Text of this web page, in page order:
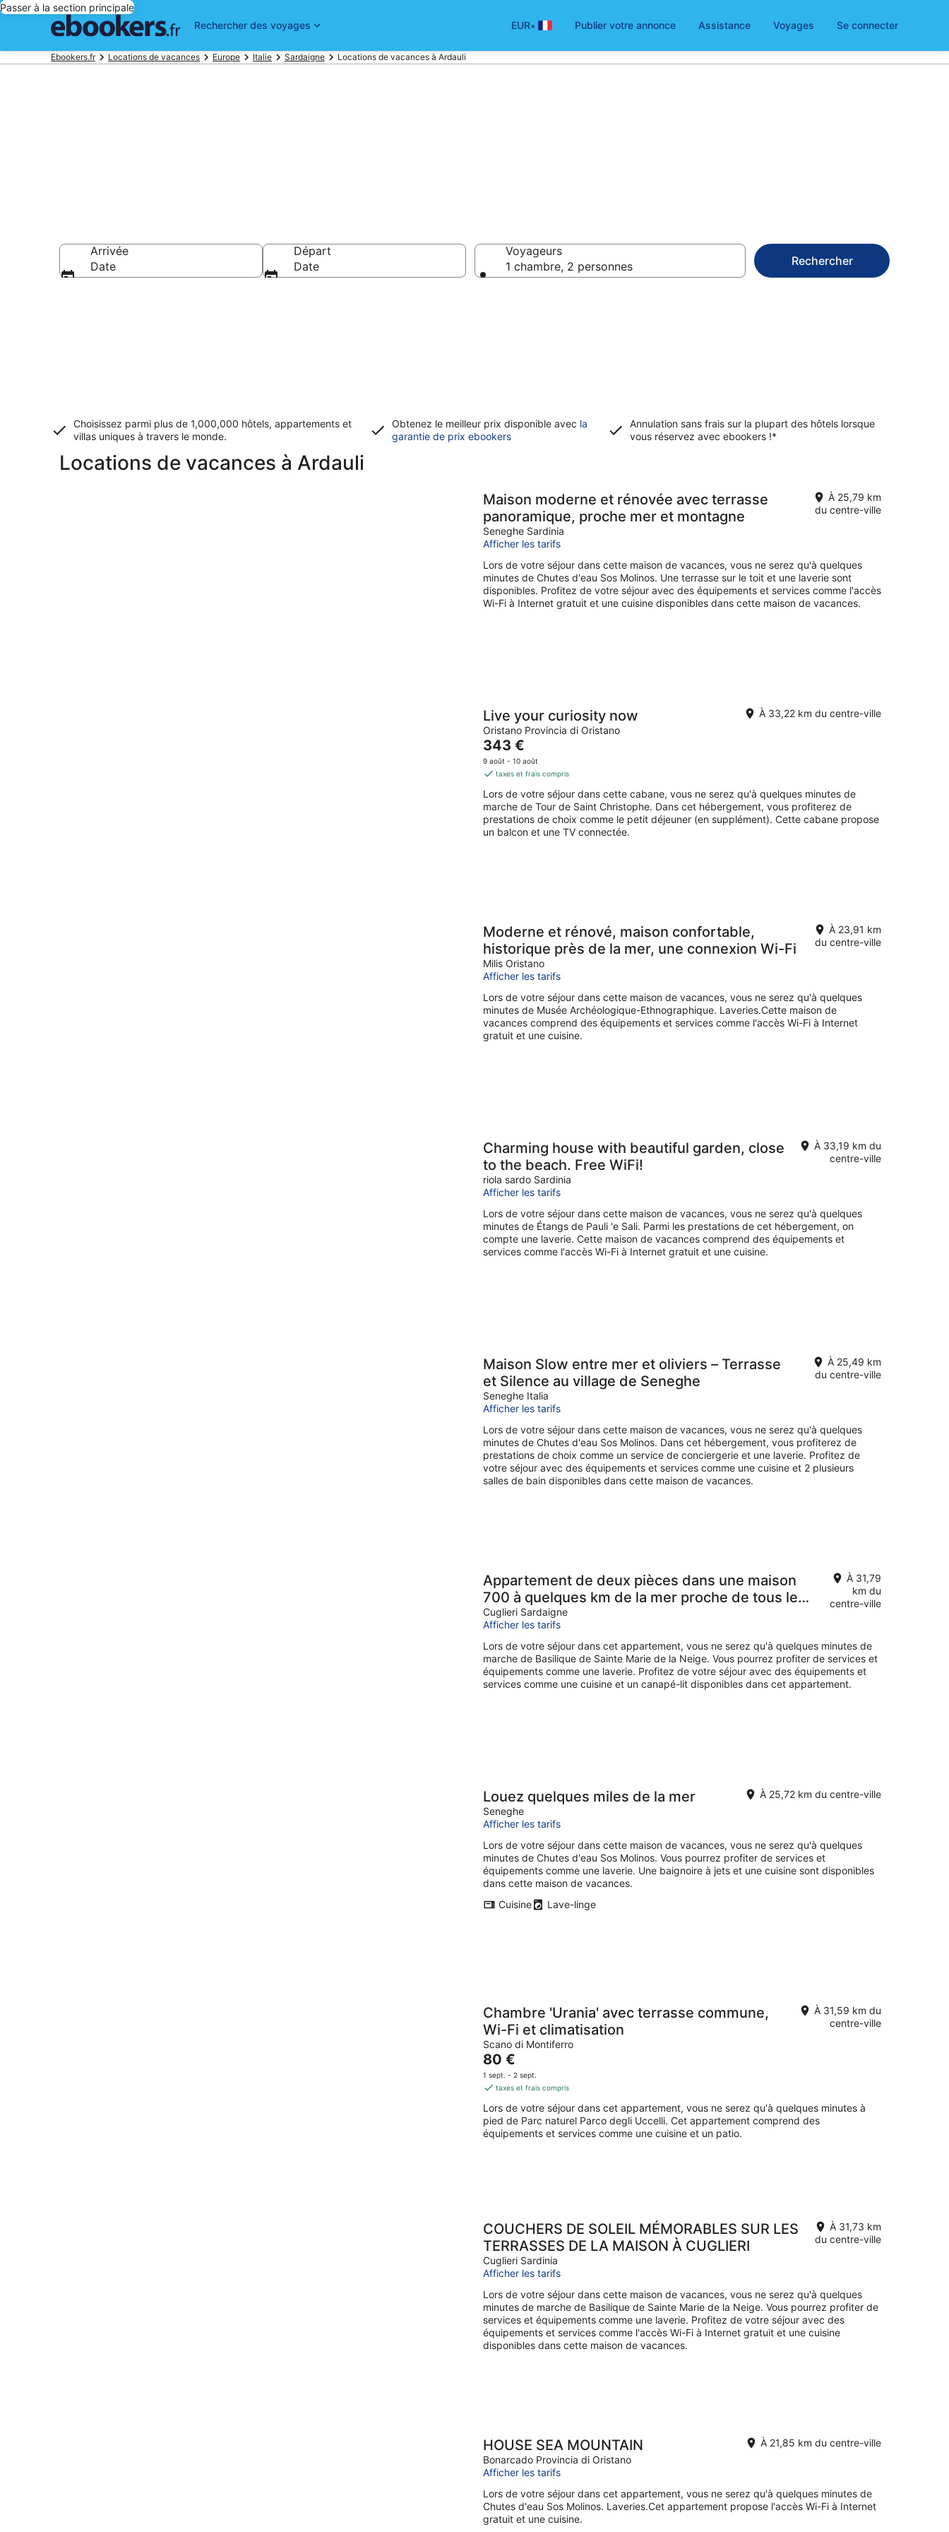
Passer à la section principale
Rechercher des voyages
EUR• Publier votre annonce Assistance Voyages Se connecter
Ebookers.fr Locations de vacances Europe Italie Sardaigne Locations de vacances à Ardauli
Arrivée
Date
Départ
Date
Voyageurs
1 chambre, 2 personnes
Rechercher
Choisissez parmi plus de 1,000,000 hôtels, appartements et
villas uniques à travers le monde.
Obtenez le meilleur prix disponible avec la
garantie de prix ebookersS’ouvre
Annulation sans frais sur la plupart des hôtels lorsque
vous réservez avec ebookers !*
Locations de vacances à Ardauli
Maison moderne et rénovée avec terrasse
panoramique, proche mer et montagne
Seneghe Sardinia
À 25,79 km
du centre-ville
Afficher les tarifs
Lors de votre séjour dans cette maison de vacances, vous ne serez qu'à quelques
minutes de Chutes d'eau Sos Molinos. Une terrasse sur le toit et une laverie sont
disponibles. Profitez de votre séjour avec des équipements et services comme l'accès
Wi-Fi à Internet gratuit et une cuisine disponibles dans cette maison de vacances.
Live your curiosity now
Oristano Provincia di Oristano
À 33,22 km du centre-ville
Le
prix
est
343 €
par
nuit
343 €
9 août - 10 août
taxes et frais compris
Lors de votre séjour dans cette cabane, vous ne serez qu'à quelques minutes de
marche de Tour de Saint Christophe. Dans cet hébergement, vous profiterez de
prestations de choix comme le petit déjeuner (en supplément). Cette cabane propose
un balcon et une TV connectée.
Moderne et rénové, maison confortable,
historique près de la mer, une connexion Wi-Fi
Milis Oristano
À 23,91 km
du centre-ville
Afficher les tarifs
Lors de votre séjour dans cette maison de vacances, vous ne serez qu'à quelques
minutes de Musée Archéologique-Ethnographique. Laveries.Cette maison de
vacances comprend des équipements et services comme l'accès Wi-Fi à Internet
gratuit et une cuisine.
Charming house with beautiful garden, close
to the beach. Free WiFi!
riola sardo Sardinia
À 33,19 km du
centre-ville
Afficher les tarifs
Lors de votre séjour dans cette maison de vacances, vous ne serez qu'à quelques
minutes de Étangs de Pauli 'e Sali. Parmi les prestations de cet hébergement, on
compte une laverie. Cette maison de vacances comprend des équipements et
services comme l'accès Wi-Fi à Internet gratuit et une cuisine.
Maison Slow entre mer et oliviers – Terrasse
et Silence au village de Seneghe
Seneghe Italia
À 25,49 km
du centre-ville
Afficher les tarifs
Lors de votre séjour dans cette maison de vacances, vous ne serez qu'à quelques
minutes de Chutes d'eau Sos Molinos. Dans cet hébergement, vous profiterez de
prestations de choix comme un service de conciergerie et une laverie. Profitez de
votre séjour avec des équipements et services comme une cuisine et 2 plusieurs
salles de bain disponibles dans cette maison de vacances.
Appartement de deux pièces dans une maison
700 à quelques km de la mer proche de tous les
services
Cuglieri Sardaigne
À 31,79
km du
centre-ville
Afficher les tarifs
Lors de votre séjour dans cet appartement, vous ne serez qu'à quelques minutes de
marche de Basilique de Sainte Marie de la Neige. Vous pourrez profiter de services et
équipements comme une laverie. Profitez de votre séjour avec des équipements et
services comme une cuisine et un canapé-lit disponibles dans cet appartement.
Louez quelques miles de la mer
Seneghe
À 25,72 km du centre-ville
Afficher les tarifs
Lors de votre séjour dans cette maison de vacances, vous ne serez qu'à quelques
minutes de Chutes d'eau Sos Molinos. Vous pourrez profiter de services et
équipements comme une laverie. Une baignoire à jets et une cuisine sont disponibles
dans cette maison de vacances.
Cuisine
Lave-linge
Chambre 'Urania' avec terrasse commune,
Wi-Fi et climatisation
Scano di Montiferro
À 31,59 km du
centre-ville
Le
prix
est
80 €
par
nuit
80 €
1 sept. - 2 sept.
taxes et frais compris
Lors de votre séjour dans cet appartement, vous ne serez qu'à quelques minutes à
pied de Parc naturel Parco degli Uccelli. Cet appartement comprend des
équipements et services comme une cuisine et un patio.
COUCHERS DE SOLEIL MÉMORABLES SUR LES
TERRASSES DE LA MAISON À CUGLIERI
Cuglieri Sardinia
À 31,73 km
du centre-ville
Afficher les tarifs
Lors de votre séjour dans cette maison de vacances, vous ne serez qu'à quelques
minutes de marche de Basilique de Sainte Marie de la Neige. Vous pourrez profiter de
services et équipements comme une laverie. Profitez de votre séjour avec des
équipements et services comme l'accès Wi-Fi à Internet gratuit et une cuisine
disponibles dans cette maison de vacances.
HOUSE SEA MOUNTAIN
Bonarcado Provincia di Oristano
À 21,85 km du centre-ville
Afficher les tarifs
Lors de votre séjour dans cet appartement, vous ne serez qu'à quelques minutes de
Chutes d'eau Sos Molinos. Laveries.Cet appartement propose l'accès Wi-Fi à Internet
gratuit et une cuisine.